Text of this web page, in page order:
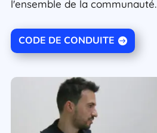
l'ensemble de la communauté.
CODE DE CONDUITE